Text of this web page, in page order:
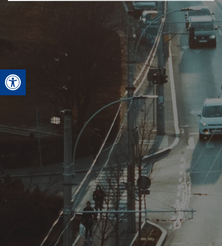
Deschide bara de unelte